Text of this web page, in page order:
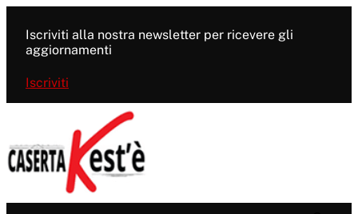
contenuto
Iscriviti alla nostra newsletter per ricevere gli
aggiornamenti
Iscriviti